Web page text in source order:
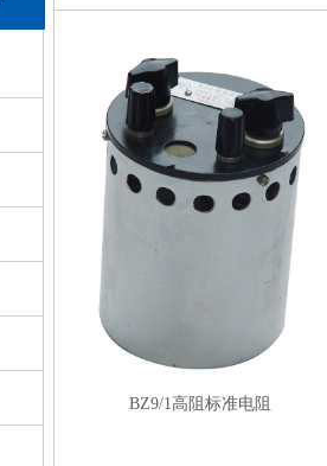
BZ9/1高阻标准电阻